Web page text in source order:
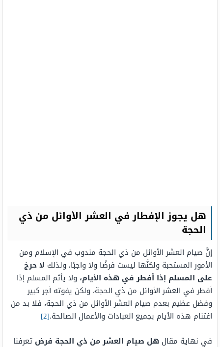
هل يجوز الإفطار في العشر الأوائل من ذي
الحجة
إنَّ صيام العشر الأوائل من ذي الحجة مندوب في الإسلام ومن
الأمور المستحبة ولكنَّها ليست فرضًا ولا واجبًا، ولذلك لا حرجَ
على المسلم إذا أفطر في هذه الأيام، ولا يأثم المسلم إذا
أفطر في العشر الأوائل من ذي الحجة، ولكن يفوته أجر كبير
وفضل عظيم بعدم صيام العشر الأوائل من ذي الحجة، فلا بد من
اغتنام هذه الأيام بجميع العبادات والأعمال الصالحة.[2]
في نهاية مقال هل صيام العشر من ذي الحجة فرض تعرفنا